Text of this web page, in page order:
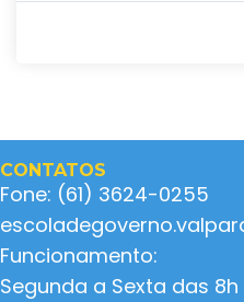
CONTATOS
Fone: (61) 3624-0255
Funcionamento:
Segunda a Sexta das 8h